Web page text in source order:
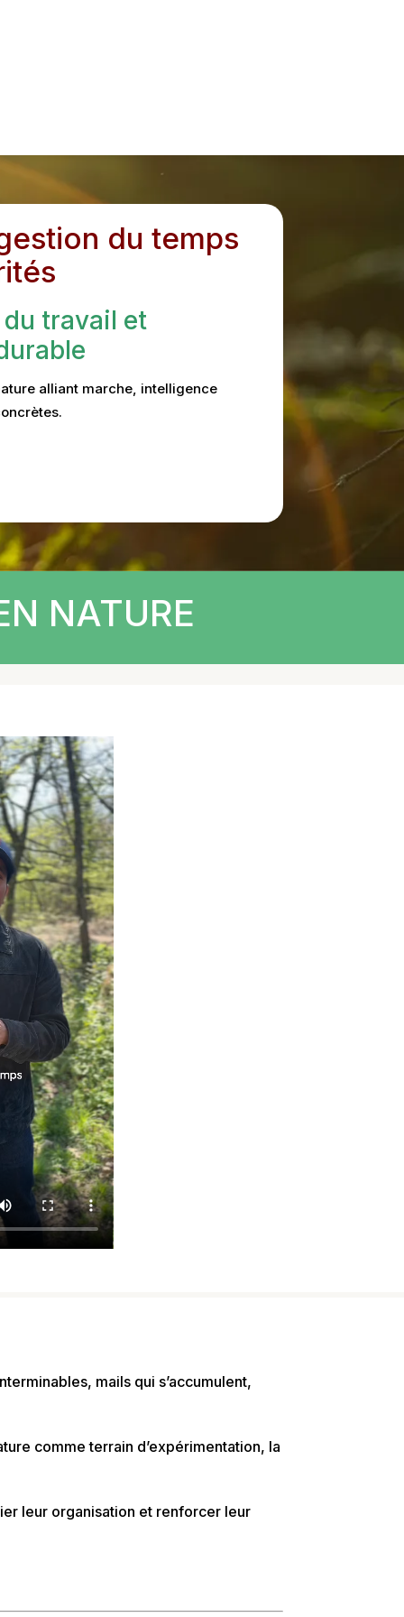
du temps
travail et
alliant marche, intelligence
NATURE
mails qui s’accumulent,
comme terrain d’expérimentation, la
leur organisation et renforcer leur